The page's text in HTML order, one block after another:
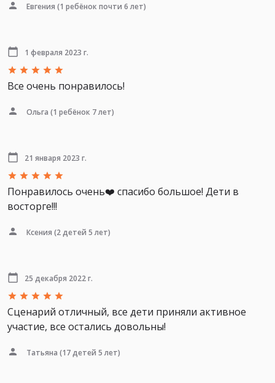
Евгения (1 ребёнок почти 6 лет)
1 февраля 2023 г.
Все очень понравилось!
Ольга (1 ребёнок 7 лет)
21 января 2023 г.
Понравилось очень❤️ спасибо большое! Дети в
восторге!!!
Ксения (2 детей 5 лет)
25 декабря 2022 г.
Сценарий отличный, все дети приняли активное
участие, все остались довольны!
Татьяна (17 детей 5 лет)